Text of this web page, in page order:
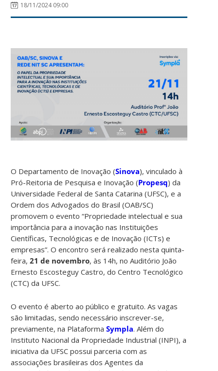
18/11/2024 09:00
O Departamento de Inovação (Sinova), vinculado à
Pró-Reitoria de Pesquisa e Inovação (Propesq) da
Universidade Federal de Santa Catarina (UFSC), e a
Ordem dos Advogados do Brasil (OAB/SC)
promovem o evento “Propriedade intelectual e sua
importância para a inovação nas Instituições
Científicas, Tecnológicas e de Inovação (ICTs) e
empresas”. O encontro será realizado nesta quinta-
feira,21 de novembro, às 14h, no Auditório João
Ernesto Escosteguy Castro, do Centro Tecnológico
(CTC) da UFSC.
O evento é aberto ao público e gratuito. As vagas
são limitadas, sendo necessário inscrever-se,
previamente, na PlataformaSympla. Além do
Instituto Nacional da Propriedade Industrial (INPI), a
iniciativa da UFSC possui parceria com as
associações brasileiras dos Agentes da